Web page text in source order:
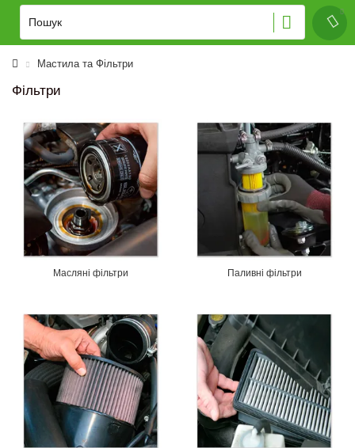
Мастила та Фільтри
Фільтри
Масляні фільтри Паливні фільтри